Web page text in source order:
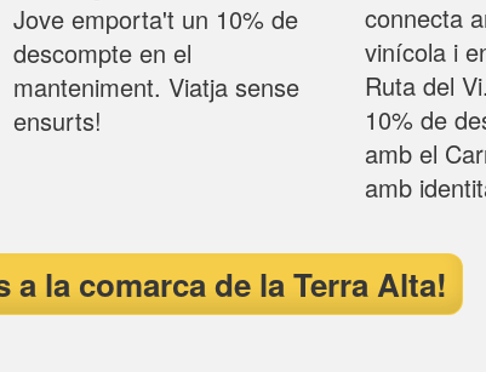
Jove emporta't un 10% de
descompte en el
manteniment. Viatja sense
ensurts!
connecta
vinícola i
Ruta del
10% de
amb el
amb
la comarca de la Terra Alta!